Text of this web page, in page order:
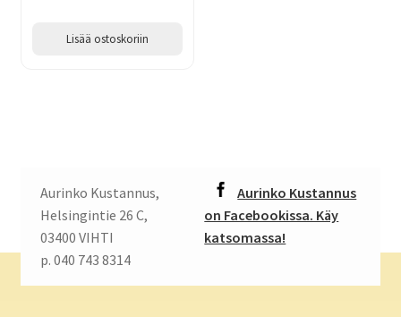
Lisää ostoskoriin
Aurinko Kustannus,
Helsingintie 26 C,
03400 VIHTI
p. 040 743 8314
Aurinko Kustannus
on Facebookissa. Käy
katsomassa!